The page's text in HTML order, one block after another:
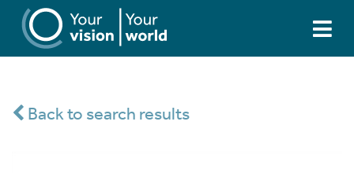
Back to search results